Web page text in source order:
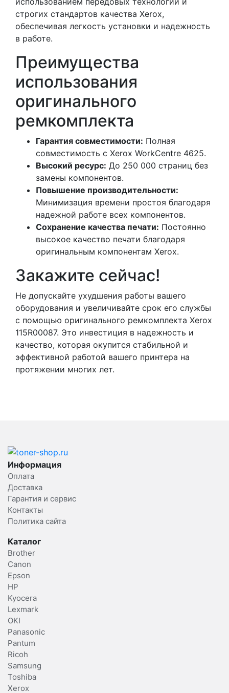
строгих стандартов качества Xerox,
обеспечивая легкость установки и надежность
в работе.
Преимущества
использования
оригинального
ремкомплекта
Гарантия совместимости: Полная
совместимость с Xerox WorkCentre 4625.
Высокий ресурс: До 250 000 страниц без
замены компонентов.
Повышение производительности:
Минимизация времени простоя благодаря
надежной работе всех компонентов.
Сохранение качества печати: Постоянно
высокое качество печати благодаря
оригинальным компонентам Xerox.
Закажите сейчас!
Не допускайте ухудшения работы вашего
оборудования и увеличивайте срок его службы
с помощью оригинального ремкомплекта Xerox
115R00087. Это инвестиция в надежность и
качество, которая окупится стабильной и
эффективной работой вашего принтера на
протяжении многих лет.
Информация
Оплата
Доставка
Гарантия и сервис
Контакты
Политика сайта
Каталог
Brother
Canon
Epson
HP
Kyocera
Lexmark
OKI
Panasonic
Pantum
Ricoh
Samsung
Toshiba
Xerox